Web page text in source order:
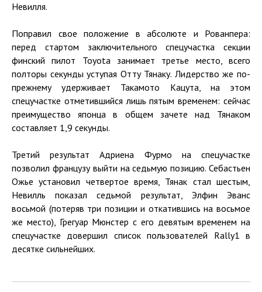
Невилля.
Поправил свое положение в абсолюте и Рованпера:
перед стартом заключительного спецучастка секции
финский пилот Toyota занимает третье место, всего
полторы секунды уступая Отту Тянаку. Лидерство же по-
прежнему удерживает Такамото Кацута, на этом
спецучастке отметившийся лишь пятым временем: сейчас
преимущество японца в общем зачете над Тянаком
составляет 1,9 секунды.
Третий результат Адриена Фурмо на спецучастке
позволил французу выйти на седьмую позицию. Себастьен
Ожье установил четвертое время, Тянак стал шестым,
Невилль показал седьмой результат, Элфин Эванс
восьмой (потеряв три позиции и откатившись на восьмое
же место), Грегуар Мюнстер с его девятым временем на
спецучастке довершил список пользователей Rally1 в
десятке сильнейших.